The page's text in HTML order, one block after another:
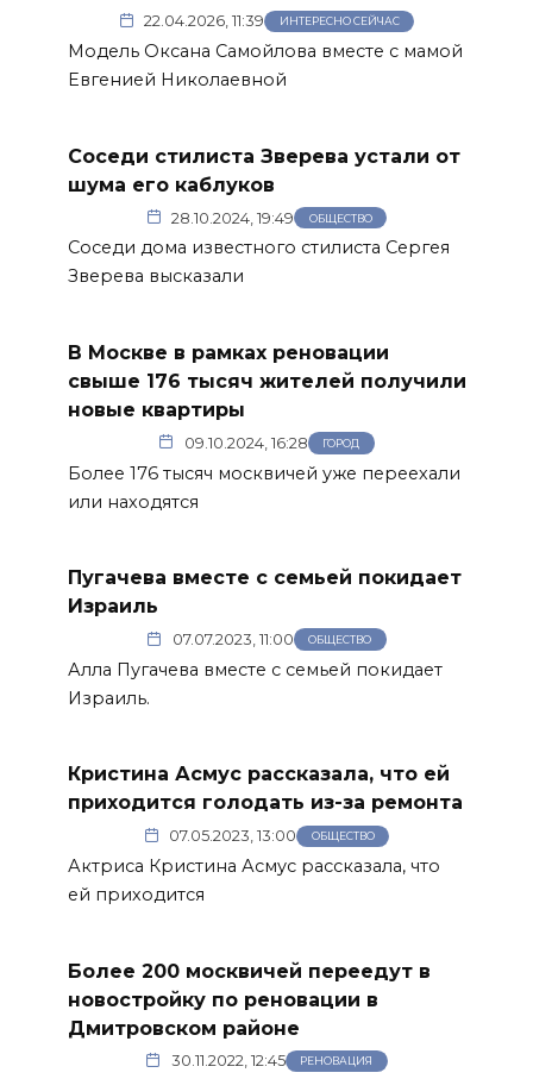
22.04.2026, 11:39 ИНТЕРЕСНО СЕЙЧАС
Модель Оксана Самойлова вместе с мамой
Евгенией Николаевной
Соседи стилиста Зверева устали от
шума его каблуков
28.10.2024, 19:49 ОБЩЕСТВО
Соседи дома известного стилиста Сергея
Зверева высказали
В Москве в рамках реновации
свыше 176 тысяч жителей получили
новые квартиры
09.10.2024, 16:28 ГОРОД
Более 176 тысяч москвичей уже переехали
или находятся
Пугачева вместе с семьей покидает
Израиль
07.07.2023, 11:00 ОБЩЕСТВО
Алла Пугачева вместе с семьей покидает
Израиль.
Кристина Асмус рассказала, что ей
приходится голодать из-за ремонта
07.05.2023, 13:00 ОБЩЕСТВО
Актриса Кристина Асмус рассказала, что
ей приходится
Более 200 москвичей переедут в
новостройку по реновации в
Дмитровском районе
30.11.2022, 12:45 РЕНОВАЦИЯ